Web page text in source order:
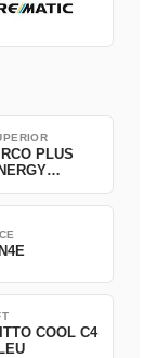
PLUS
COOL C4